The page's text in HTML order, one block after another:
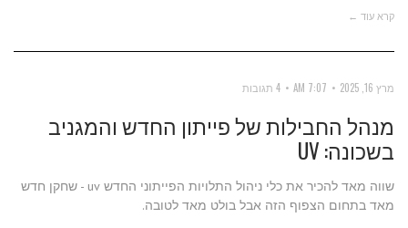
קרא עוד ←
מרץ 16, 2025 7:07 AM 4 תגובות
מנהל החבילות של פייתון החדש והמגניב
בשכונה: UV
שווה מאד להכיר את כלי ניהול התלויות הפייתוני החדש uv - שחקן חדש
מאד בתחום הצפוף הזה אבל בולט מאד לטובה.